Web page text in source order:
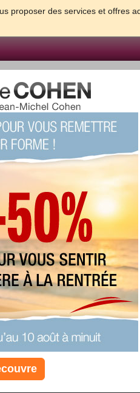
proposer des services et offres
GROSSESSE & BEBE
et être bien dans sa
PLUS
COACHING
le régime gratuit